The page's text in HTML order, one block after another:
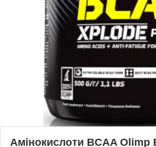
Амінокислоти BCAA Olimp